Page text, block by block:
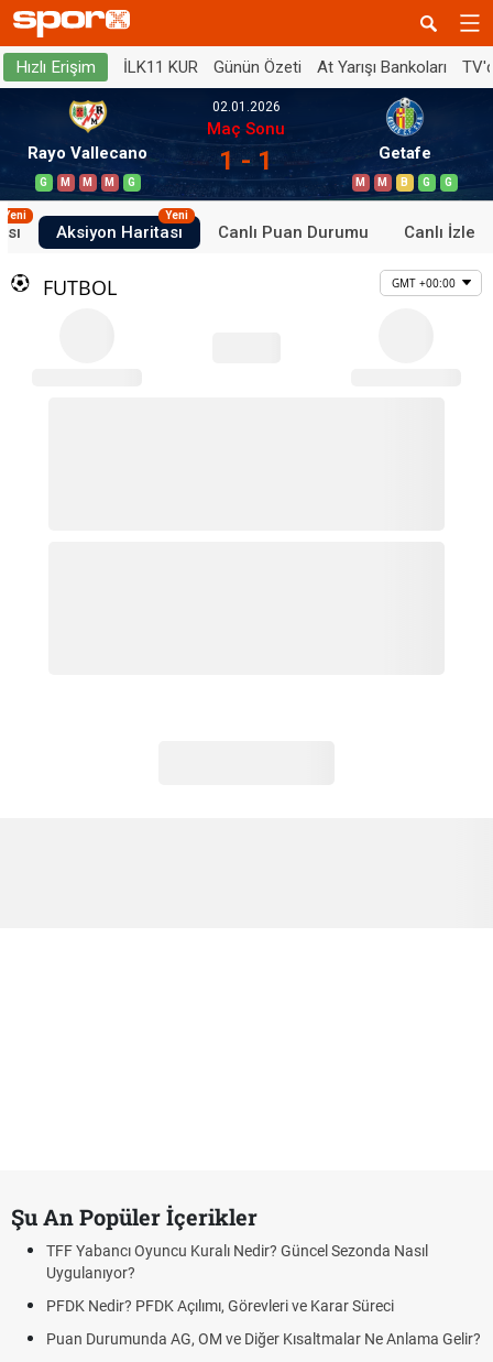
Hızlı Erişim İLK11 KUR Günün Özeti At Yarışı Bankoları
Rayo Vallecano
G M M M G
02.01.2026
Maç Sonu
1 - 1 Getafe
M M B G G
Yeni
Aksiyon Haritası
Yeni
Canlı Puan Durumu Canlı İzle
FUTBOL GMT +00:00
Şu An Popüler İçerikler
TFF Yabancı Oyuncu Kuralı Nedir? Güncel Sezonda Nasıl
Uygulanıyor?
PFDK Nedir? PFDK Açılımı, Görevleri ve Karar Süreci
Puan Durumunda AG, OM ve Diğer Kısaltmalar Ne Anlama Gelir?